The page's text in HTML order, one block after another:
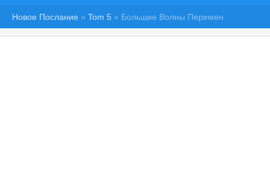
Новое Послание » Tom 5 » Большие Волны Перемен